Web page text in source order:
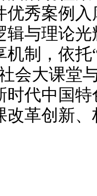
优秀案例
辑与理论
机制，依
会大课堂
时代中国
改革创新